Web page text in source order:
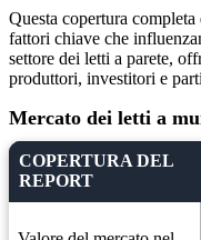
Questa copertura
fattori chiave che
settore dei letti a parete,
produttori, investitori e
Mercato dei letti a
COPERTURA DEL
REPORT